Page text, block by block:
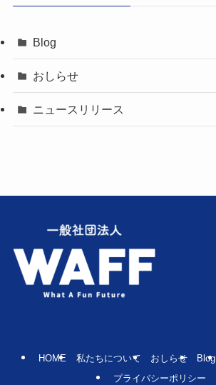
Blog
おしらせ
ニュースリリース
HOME 私たちについて おしらせ Blog
プライバシーポリシー